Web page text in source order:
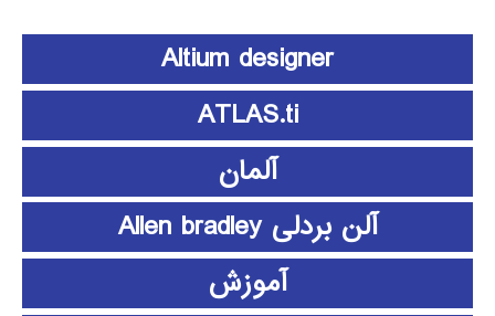
Altium designer
ATLAS.ti
آلمان
آلن بردلی Allen bradley
آموزش